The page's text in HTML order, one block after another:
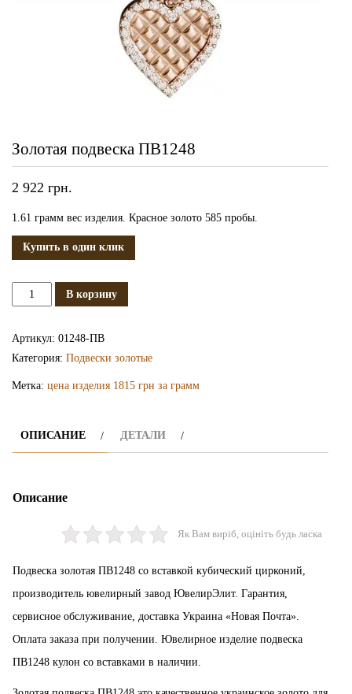
Золотая подвеска ПВ1248
2 922 грн.
1.61 грамм вес изделия. Красное золото 585 пробы.
Купить в один клик
КоличествоВ корзину
Артикул: 01248-ПВ
Категория: Подвески золотые
Метка: цена изделия 1815 грн за грамм
ОПИСАНИЕ ДЕТАЛИ
Описание
Як Вам виріб, оцініть будь ласка
Подвеска золотая ПВ1248 со вставкой кубический цирконий,
производитель ювелирный завод ЮвелирЭлит. Гарантия,
сервисное обслуживание, доставка Украина «Новая Почта».
Оплата заказа при получении. Ювелирное изделие подвеска
ПВ1248 кулон со вставками в наличии.